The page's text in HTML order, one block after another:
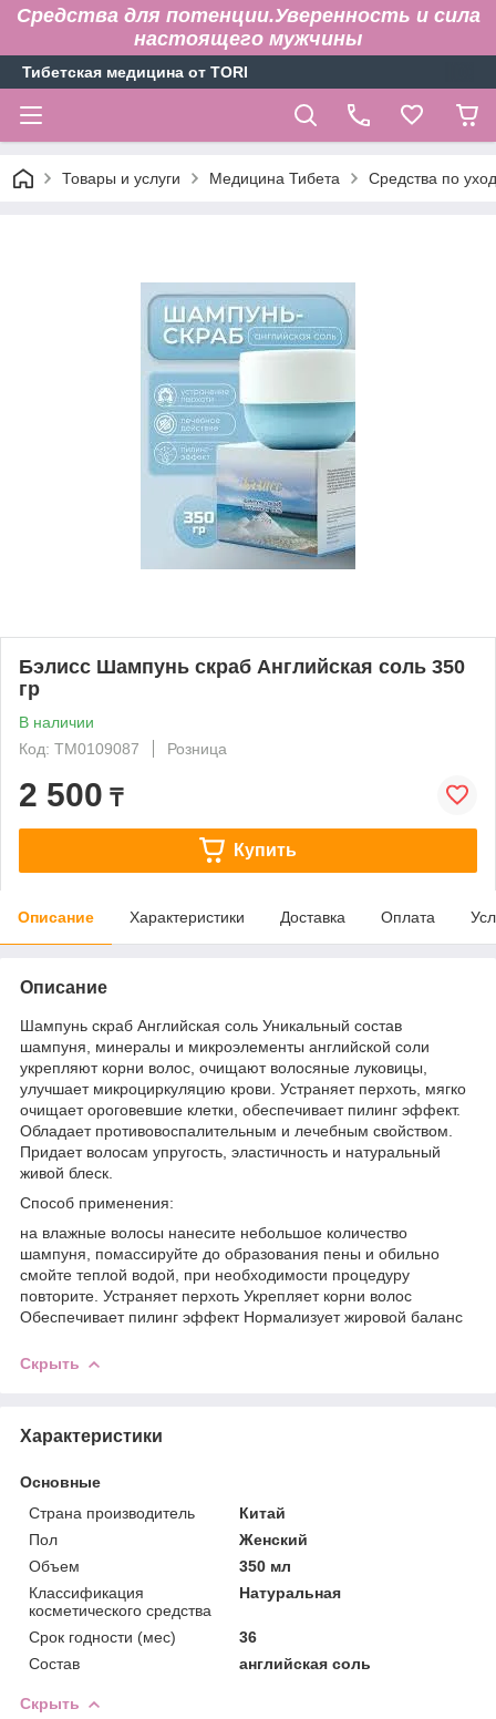
Средства для потенции.Уверенность и сила
настоящего мужчины
Тибетская медицина от TORI
Товары и услуги Медицина Тибета Средства по
Бэлисс Шампунь скраб Английская соль 350
гр
В наличии
Код: ТМ0109087
Розница
2 500 ₸
Купить
Описание Характеристики Доставка Оплата
Описание
Шампунь скраб Английская соль Уникальный состав
шампуня, минералы и микроэлементы английской соли
укрепляют корни волос, очищают волосяные луковицы,
улучшает микроциркуляцию крови. Устраняет перхоть, мягко
очищает ороговевшие клетки, обеспечивает пилинг эффект.
Обладает противовоспалительным и лечебным свойством.
Придает волосам упругость, эластичность и натуральный
живой блеск.
Способ применения:
на влажные волосы нанесите небольшое количество
шампуня, помассируйте до образования пены и обильно
смойте теплой водой, при необходимости процедуру
повторите. Устраняет перхоть Укрепляет корни волос
Обеспечивает пилинг эффект Нормализует жировой баланс
Скрыть
Характеристики
Основные
Страна производитель
Китай
Пол
Женский
Объем
350 мл
Классификация
косметического средства
Натуральная
Срок годности (мес)
36
Состав
английская соль
Скрыть